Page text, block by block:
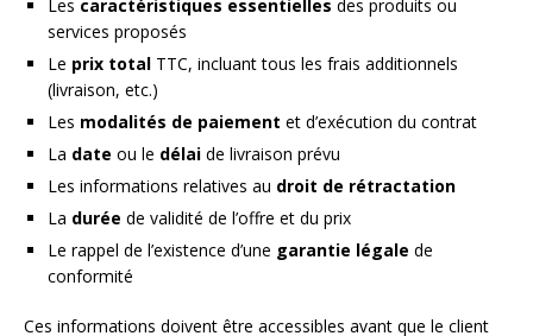
Les caractéristiques essentielles des produits ou
services proposés
Le prix total TTC, incluant tous les frais additionnels
(livraison, etc.)
Les modalités de paiement et d’exécution du contrat
La date ou le délai de livraison prévu
Les informations relatives au droit de rétractation
La durée de validité de l’offre et du prix
Le rappel de l’existence d’une garantie légale de
conformité
Ces informations doivent être accessibles avant que le client